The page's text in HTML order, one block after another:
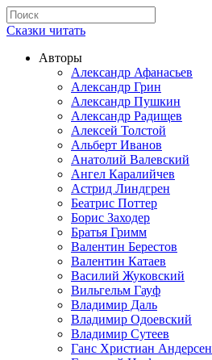
Сказки читать
Авторы
Александр Афанасьев
Александр Грин
Александр Пушкин
Александр Радищев
Алексей Толстой
Альберт Иванов
Анатолий Валевский
Ангел Каралийчев
Астрид Линдгрен
Беатрис Поттер
Борис Заходер
Братья Гримм
Валентин Берестов
Валентин Катаев
Василий Жуковский
Вильгельм Гауф
Владимир Даль
Владимир Одоевский
Владимир Сутеев
Ганс Христиан Андерсен